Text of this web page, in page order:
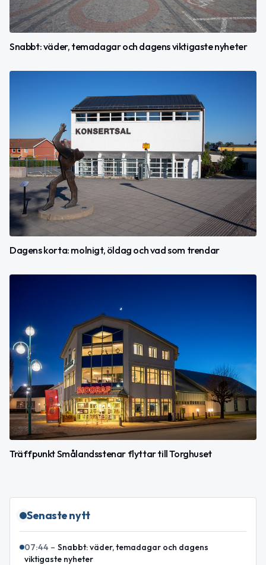
Snabbt: väder, temadagar och dagens viktigaste nyheter
Dagens korta: molnigt, öldag och vad som trendar
Träffpunkt Smålandsstenar flyttar till Torghuset
Senaste nytt
07:44 – Snabbt: väder, temadagar och dagens
viktigaste nyheter